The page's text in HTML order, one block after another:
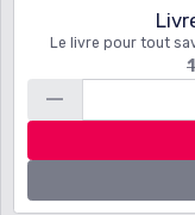
Le livre pour tout